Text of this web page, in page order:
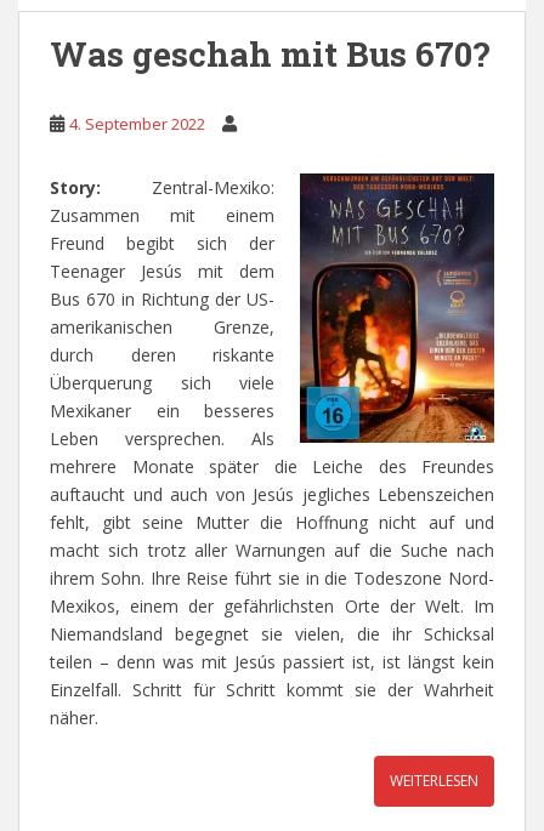
Was geschah mit Bus 670?
4. September 2022
Story: Zentral-Mexiko:
Zusammen mit einem
Freund begibt sich der
Teenager Jesús mit dem
Bus 670 in Richtung der US-
amerikanischen Grenze,
durch deren riskante
Überquerung sich viele
Mexikaner ein besseres
Leben versprechen. Als
mehrere Monate später die Leiche des Freundes
auftaucht und auch von Jesús jegliches Lebenszeichen
fehlt, gibt seine Mutter die Hoffnung nicht auf und
macht sich trotz aller Warnungen auf die Suche nach
ihrem Sohn. Ihre Reise führt sie in die Todeszone Nord-
Mexikos, einem der gefährlichsten Orte der Welt. Im
Niemandsland begegnet sie vielen, die ihr Schicksal
teilen – denn was mit Jesús passiert ist, ist längst kein
Einzelfall. Schritt für Schritt kommt sie der Wahrheit
näher.
WEITERLESEN